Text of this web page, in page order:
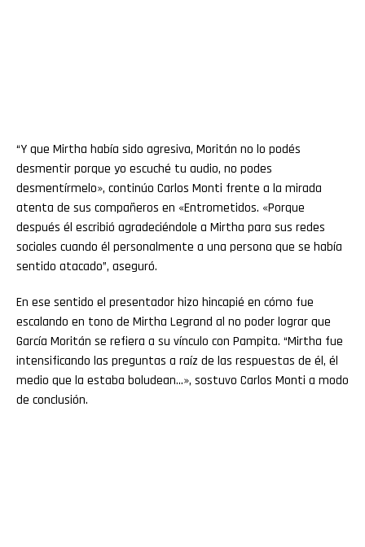
“Y que Mirtha había sido agresiva, Moritán no lo podés
desmentir porque yo escuché tu audio, no podes
desmentírmelo», continúo Carlos Monti frente a la mirada
atenta de sus compañeros en «Entrometidos. «Porque
después él escribió agradeciéndole a Mirtha para sus redes
sociales cuando él personalmente a una persona que se había
sentido atacado”, aseguró.
En ese sentido el presentador hizo hincapié en cómo fue
escalando en tono de Mirtha Legrand al no poder lograr que
García Moritán se refiera a su vínculo con Pampita. “Mirtha fue
intensificando las preguntas a raíz de las respuestas de él, él
medio que la estaba boludean…», sostuvo Carlos Monti a modo
de conclusión.